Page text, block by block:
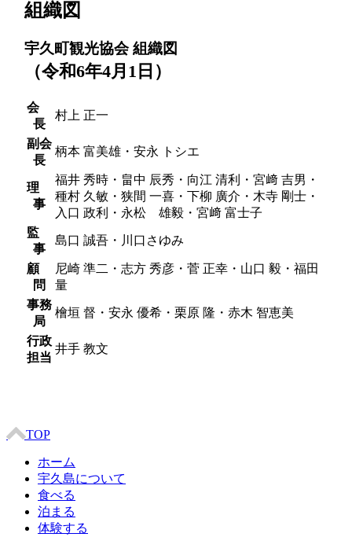
組織図
宇久町観光協会 組織図
（令和6年4月1日）
会
長
村上 正一
副会
長
柄本 富美雄・安永 トシエ
理
事
福井 秀時・畠中 辰秀・向江 清利・宮﨑 吉男・
種村 久敏・狭間 一喜・下柳 廣介・木寺 剛士・
入口 政利・永松 雄毅・宮﨑 富士子
監
事
島口 誠吾・川口さゆみ
顧
問
尼崎 準二・志方 秀彦・菅 正幸・山口 毅・福田
量
事務
局
檜垣 督・安永 優希・栗原 隆・赤木 智恵美
行政
担当
井手 教文
TOP
ホーム
宇久島について
食べる
泊まる
体験する